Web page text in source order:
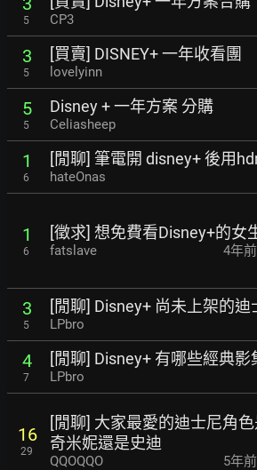
5 CP3
3
5
[買賣] DISNEY+ 一年收看團
lovelyinn
5
5
Disney + 一年方案 分購
Celiasheep
1
6
[閒聊] 筆電開 disney+ 後用
hateOnas
1
6
[徵求] 想免費看Disney+的女
fatslave 4年前
3
5
[閒聊] Disney+ 尚未上架的迪
LPbro
4
7
[閒聊] Disney+ 有哪些經典影
LPbro
16
29
[閒聊] 大家最愛的迪士尼角
奇米妮還是史迪
QQOQQO 5年前